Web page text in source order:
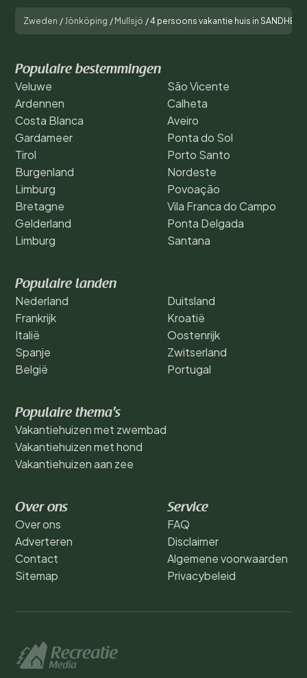
Zweden / Jönköping / Mullsjö /4 persoons vakantie huis in SANDHEM
Populaire bestemmingen
Veluwe
Ardennen
Costa Blanca
Gardameer
Tirol
Burgenland
Limburg
Bretagne
Gelderland
Limburg
São Vicente
Calheta
Aveiro
Ponta do Sol
Porto Santo
Nordeste
Povoação
Vila Franca do Campo
Ponta Delgada
Santana
Populaire landen
Nederland
Frankrijk
Italië
Spanje
België
Duitsland
Kroatië
Oostenrijk
Zwitserland
Portugal
Populaire thema's
Vakantiehuizen met zwembad
Vakantiehuizen met hond
Vakantiehuizen aan zee
Over ons
Over ons
Adverteren
Contact
Sitemap
Service
FAQ
Disclaimer
Algemene voorwaarden
Privacybeleid